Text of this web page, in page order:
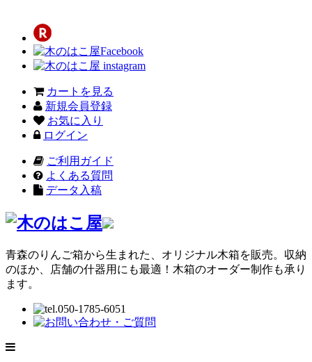
カートを見る
新規会員登録
お気に入り
ログイン
ご利用ガイド
よくある質問
データ入稿
青森のりんご箱から生まれた、オリジナル木箱を販売。収納
のほか、店舗の什器用にも最適！木箱のオーダー制作も承り
ます。